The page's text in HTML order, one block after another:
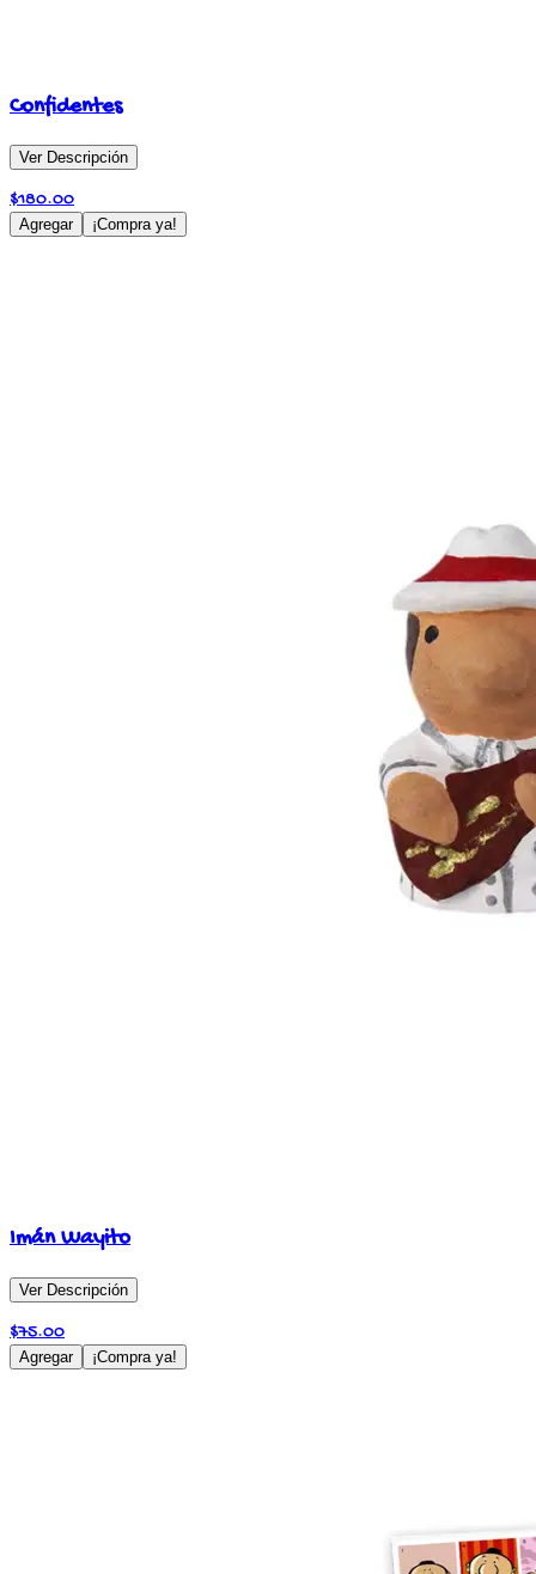
Confidentes
Ver Descripción
$180.00
Agregar ¡Compra ya!
Imán Wayito
Ver Descripción
$75.00
Agregar ¡Compra ya!